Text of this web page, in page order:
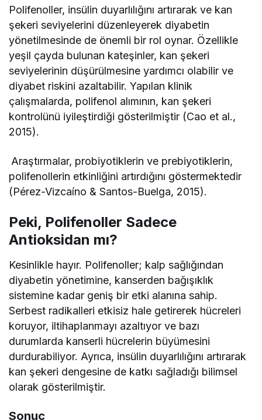
Polifenoller, insülin duyarlılığını artırarak ve kan
şekeri seviyelerini düzenleyerek diyabetin
yönetilmesinde de önemli bir rol oynar. Özellikle
yeşil çayda bulunan kateşinler, kan şekeri
seviyelerinin düşürülmesine yardımcı olabilir ve
diyabet riskini azaltabilir. Yapılan klinik
çalışmalarda, polifenol alımının, kan şekeri
kontrolünü iyileştirdiği gösterilmiştir (Cao et al.,
2015).
Araştırmalar, probiyotiklerin ve prebiyotiklerin,
polifenollerin etkinliğini artırdığını göstermektedir
(Pérez-Vizcaíno & Santos-Buelga, 2015).
Peki, Polifenoller Sadece
Antioksidan mı?
Kesinlikle hayır. Polifenoller; kalp sağlığından
diyabetin yönetimine, kanserden bağışıklık
sistemine kadar geniş bir etki alanına sahip.
Serbest radikalleri etkisiz hale getirerek hücreleri
koruyor, iltihaplanmayı azaltıyor ve bazı
durumlarda kanserli hücrelerin büyümesini
durdurabiliyor. Ayrıca, insülin duyarlılığını artırarak
kan şekeri dengesine de katkı sağladığı bilimsel
olarak gösterilmiştir.
Sonuç